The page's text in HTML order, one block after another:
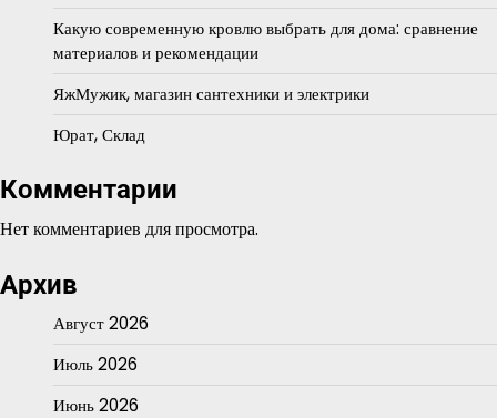
Какую современную кровлю выбрать для дома: сравнение
материалов и рекомендации
ЯжМужик, магазин сантехники и электрики
Юрат, Склад
Комментарии
Нет комментариев для просмотра.
Архив
Август 2026
Июль 2026
Июнь 2026